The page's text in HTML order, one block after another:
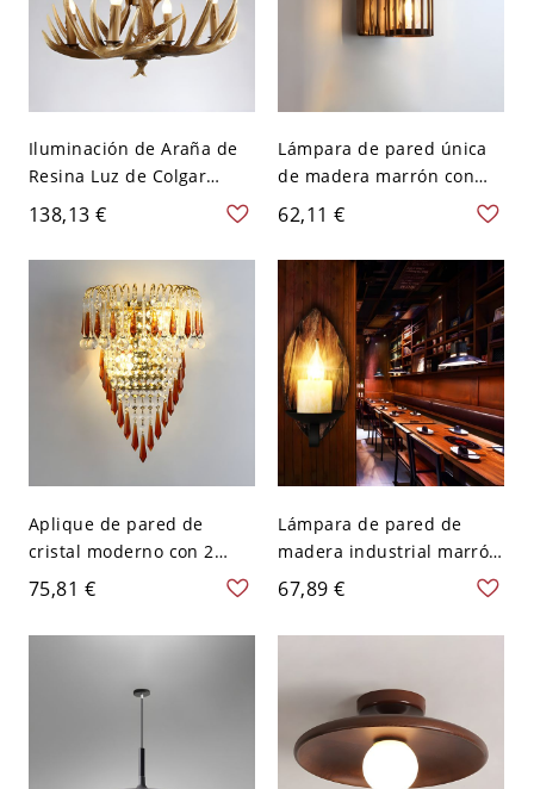
Iluminación de Araña de
Resina Luz de Colgar
Tradicional de Candelas
para Salón - 110 A 120 V
Marrón 4+3
138,13 €
Lámpara de pared única
de madera marrón con
montaje empotrado estilo
granja y 1/2 luz - Jaula
110 A 120 V
62,11 €
Aplique de pared de
cristal moderno con 2
luces y sombra única -
110 A 120 V Tostado
75,81 €
Lámpara de pared de
madera industrial marrón
ovalada con pantalla de
vidrio opalino tipo vela
67,89 €